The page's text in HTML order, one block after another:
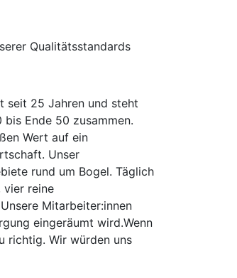
Qualitätsstandards
seit 25 Jahren und steht
Ende 50 zusammen.
Wert auf ein
Unser
rund um Bogel. Täglich
vier reine
Mitarbeiter:innen
eingeräumt wird.Wenn
richtig. Wir würden uns